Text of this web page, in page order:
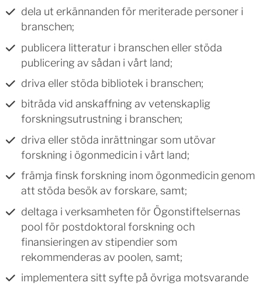
dela ut erkännanden för meriterade personer i
branschen;
publicera litteratur i branschen eller stöda
publicering av sådan i vårt land;
driva eller stöda bibliotek i branschen;
biträda vid anskaffning av vetenskaplig
forskningsutrustning i branschen;
driva eller stöda inrättningar som utövar
forskning i ögonmedicin i vårt land;
främja finsk forskning inom ögonmedicin genom
att stöda besök av forskare, samt;
deltaga i verksamheten för Ögonstiftelsernas
pool för postdoktoral forskning och
finansieringen av stipendier som
rekommenderas av poolen, samt;
implementera sitt syfte på övriga motsvarande